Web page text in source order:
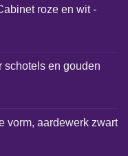
roze en wit -
schotels en gouden
vorm, aardewerk zwart